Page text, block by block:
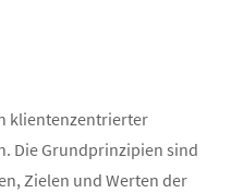
klientenzentrierter
Die Grundprinzipien sind
Zielen und Werten der